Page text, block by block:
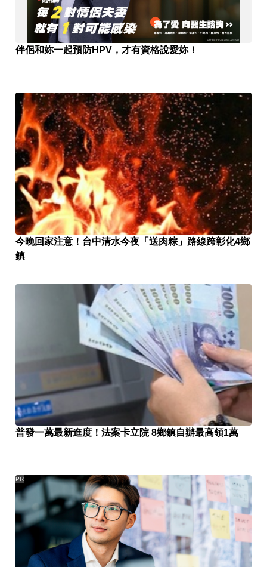
伴侶和妳一起預防HPV，才有資格說愛妳！
今晚回家注意！台中清水今夜「送肉粽」路線跨彰化4鄉
鎮
普發一萬最新進度！法案卡立院 8鄉鎮自辦最高領1萬
PR